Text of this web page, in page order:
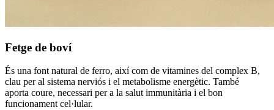
Fetge de boví
És una font natural de ferro, així com de vitamines del complex B,
clau per al sistema nerviós i el metabolisme energètic. També
aporta coure, necessari per a la salut immunitària i el bon
funcionament cel·lular.